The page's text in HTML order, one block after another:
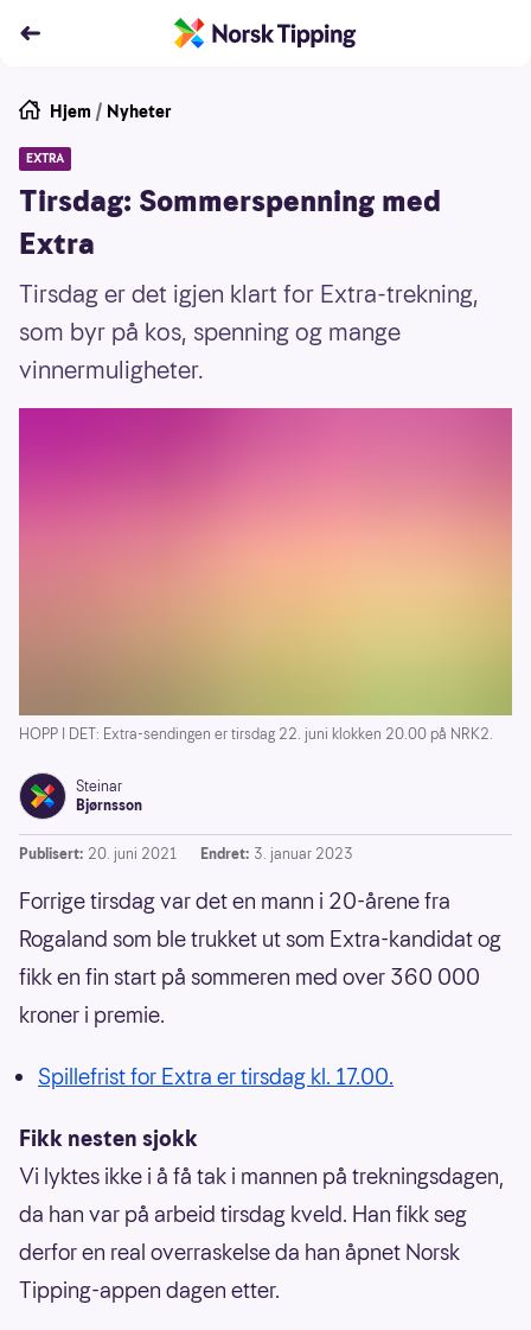
Hjem / Nyheter
EXTRA
Tirsdag: Sommerspenning med
Extra
Tirsdag er det igjen klart for Extra-trekning,
som byr på kos, spenning og mange
vinnermuligheter.
HOPP I DET: Extra-sendingen er tirsdag 22. juni klokken 20.00 på NRK2.
Steinar
Bjørnsson
Publisert: 20. juni 2021 Endret: 3. januar 2023
Forrige tirsdag var det en mann i 20-årene fra
Rogaland som ble trukket ut som Extra-kandidat og
fikk en fin start på sommeren med over 360 000
kroner i premie.
Spillefrist for Extra er tirsdag kl. 17.00.
Fikk nesten sjokk
Vi lyktes ikke i å få tak i mannen på trekningsdagen,
da han var på arbeid tirsdag kveld. Han fikk seg
derfor en real overraskelse da han åpnet Norsk
Tipping-appen dagen etter.